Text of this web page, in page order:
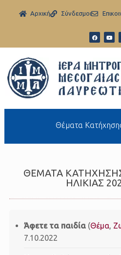
Aρχική Σύνδεσμοι
Θέματα
ΘΕΜΑΤΑ
ΗΛΙΚΙΑΣ
Άφετε τα παιδία (Θέμα,
7.10.2022